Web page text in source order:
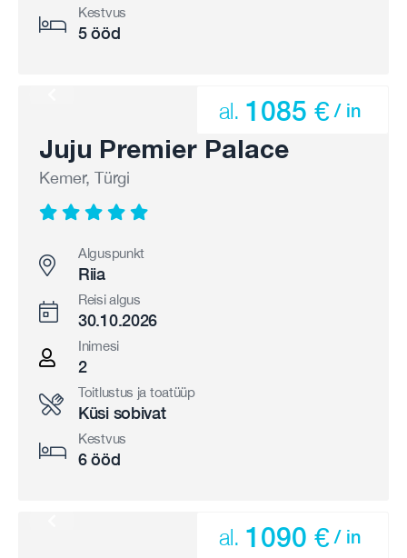
Kestvus
5 ööd
Juju Premier Palace
Kemer, Türgi
al. 1085 € / in
Alguspunkt
Riia
Reisi algus
30.10.2026
Inimesi
2
Toitlustus ja toatüüp
Küsi sobivat
Kestvus
6 ööd
al. 1090 € / in